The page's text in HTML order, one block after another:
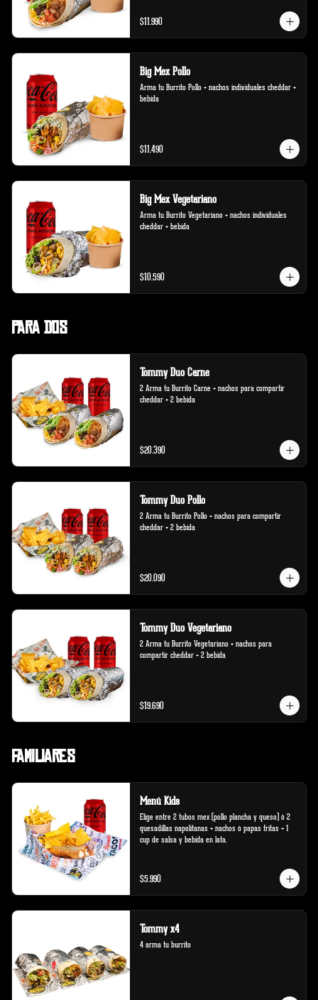
$11.990
Big Mex Pollo
Arma tu Burrito Pollo + nachos individuales cheddar +
bebida
$11.490
Big Mex Vegetariano
Arma tu Burrito Vegetariano + nachos individuales
cheddar + bebida
$10.590
Para Dos
Tommy Duo Carne
2 Arma tu Burrito Carne + nachos para compartir
cheddar + 2 bebida
$20.390
Tommy Duo Pollo
2 Arma tu Burrito Pollo + nachos para compartir
cheddar + 2 bebida
$20.090
Tommy Duo Vegetariano
2 Arma tu Burrito Vegetariano + nachos para
compartir cheddar + 2 bebida
$19.690
Familiares
Menú Kids
Elige entre 2 tubos mex (pollo plancha y queso) ó 2
quesadillas napolitanas + nachos ó papas fritas + 1
cup de salsa y bebida en lata.
$5.990
Tommy x4
4 arma tu burrito